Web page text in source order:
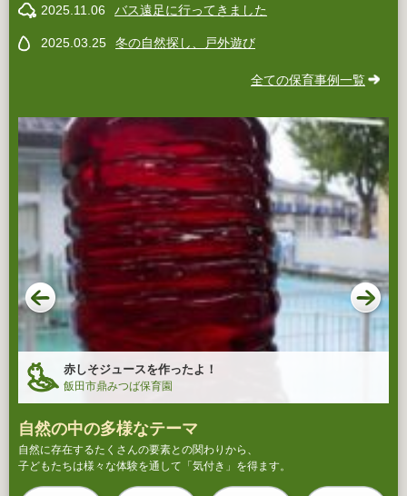
2025.11.06 バス遠足に行ってきました
2025.03.25 冬の自然探し、戸外遊び
全ての保育事例一覧
赤しそジュースを作ったよ！
飯田市鼎みつば保育園
自然の中の多様なテーマ
自然に存在するたくさんの要素との関わりから、
子どもたちは様々な体験を通して「気付き」を得ます。